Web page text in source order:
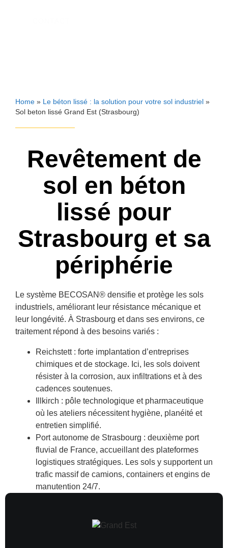
Home » Le béton lissé : la solution pour votre sol industriel »
Sol beton lissé Grand Est (Strasbourg)
Revêtement de
sol en béton
lissé pour
Strasbourg et sa
périphérie
Le système BECOSAN® densifie et protège les sols
industriels, améliorant leur résistance mécanique et
leur longévité. À Strasbourg et dans ses environs, ce
traitement répond à des besoins variés :
Reichstett: forte implantation d’entreprises
chimiques et de stockage. Ici, les sols doivent
résister à la corrosion, aux infiltrations et à des
cadences soutenues.
Illkirch : pôle technologique et pharmaceutique
où les ateliers nécessitent hygiène, planéité et
entretien simplifié.
Port autonome de Strasbourg : deuxième port
fluvial de France, accueillant des plateformes
logistiques stratégiques. Les sols y supportent un
trafic massif de camions, containers et engins de
manutention 24/7.